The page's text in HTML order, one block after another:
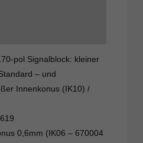
pol Signalblock: kleiner
– und
Innenkonus (IK10) /
0,6mm (IK06 – 670004